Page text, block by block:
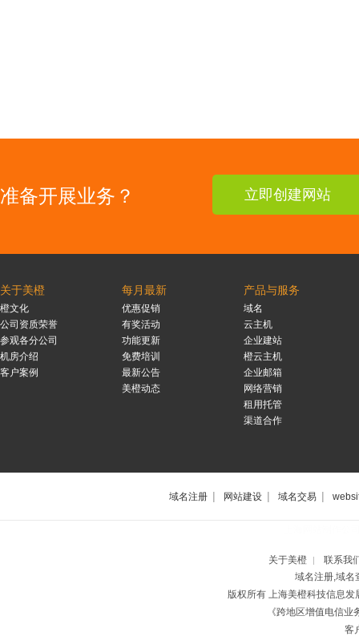
准备开展业务？ 立即创建网站
关于美橙
橙文化
公司资质荣誉
参观各分公司
机房介绍
客户案例
每月最新
优惠促销
有奖活动
功能更新
免费培训
最新公告
美橙动态
产品与服务
域名
云主机
企业建站
橙云主机
企业邮箱
网络营销
租用托管
渠道合作
域名注册 | 网站建设 | 域名交易 |
关于美橙 |
联系我
域名注册,域名
版权所有 上海美橙科技信息
《跨地区增值电信
客